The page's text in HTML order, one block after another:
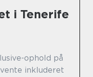
i Tenerife
ophold på
inkluderet